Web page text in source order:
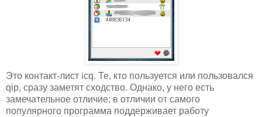
Это контакт-лист icq. Те, кто пользуется или пользовался
qip, сразу заметят сходство. Однако, у него есть
замечательное отличие: в отличии от самого
популярного программа поддерживает работу